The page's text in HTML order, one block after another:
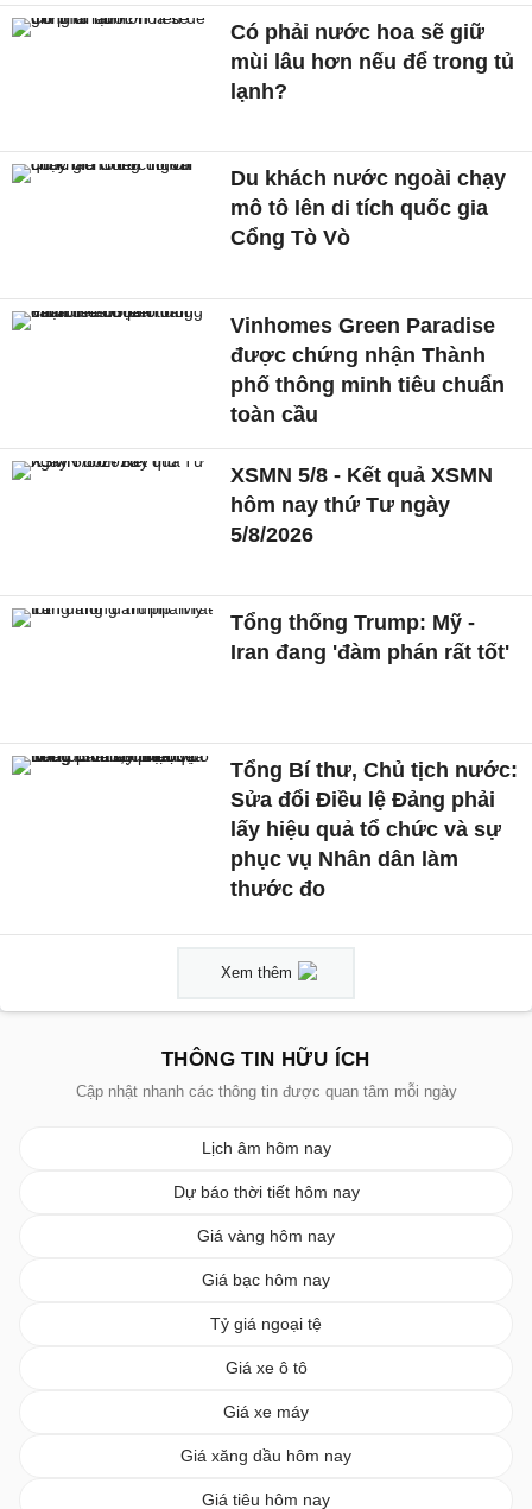
Có phải nước hoa sẽ giữ
mùi lâu hơn nếu để trong tủ
lạnh?
Du khách nước ngoài chạy
mô tô lên di tích quốc gia
Cổng Tò Vò
Vinhomes Green Paradise
được chứng nhận Thành
phố thông minh tiêu chuẩn
toàn cầu
XSMN 5/8 - Kết quả XSMN
hôm nay thứ Tư ngày
5/8/2026
Tổng thống Trump: Mỹ -
Iran đang 'đàm phán rất tốt'
Tổng Bí thư, Chủ tịch nước:
Sửa đổi Điều lệ Đảng phải
lấy hiệu quả tổ chức và sự
phục vụ Nhân dân làm
thước đo
Xem thêm
THÔNG TIN HỮU ÍCH
Cập nhật nhanh các thông tin được quan tâm mỗi ngày
Lịch âm hôm nay
Dự báo thời tiết hôm nay
Giá vàng hôm nay
Giá bạc hôm nay
Tỷ giá ngoại tệ
Giá xe ô tô
Giá xe máy
Giá xăng dầu hôm nay
Giá tiêu hôm nay